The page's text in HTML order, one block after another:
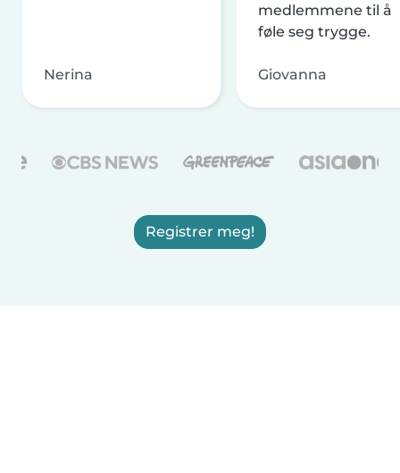
Nerina
medlemmene til å
føle seg trygge.
Giovanna
Registrer meg!